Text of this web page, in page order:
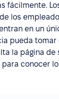
fácilmente.
los
en un
pueda tomar
la página
para conocer